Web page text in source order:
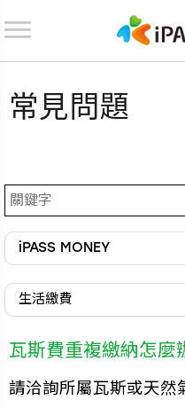
常見問題
iPASS MONEY
生活繳費
瓦斯費重複繳納怎麼
請洽詢所屬瓦斯或天然